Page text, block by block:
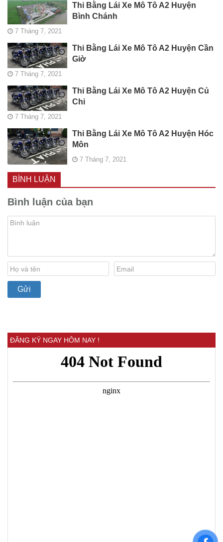
Thi Bằng Lái Xe Mô Tô A2 Huyện
Bình Chánh
7 Tháng 7, 2021
Thi Bằng Lái Xe Mô Tô A2 Huyện Cần
Giờ
7 Tháng 7, 2021
Thi Bằng Lái Xe Mô Tô A2 Huyện Củ
Chi
7 Tháng 7, 2021
Thi Bằng Lái Xe Mô Tô A2 Huyện Hóc
Môn
7 Tháng 7, 2021
BÌNH LUẬN
Bình luận của bạn
ĐĂNG KÝ NGAY HÔM NAY !